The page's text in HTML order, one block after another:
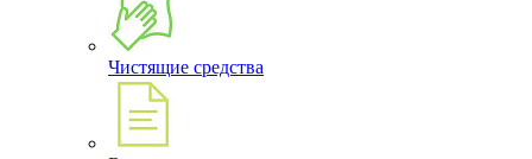
Чистящие средства